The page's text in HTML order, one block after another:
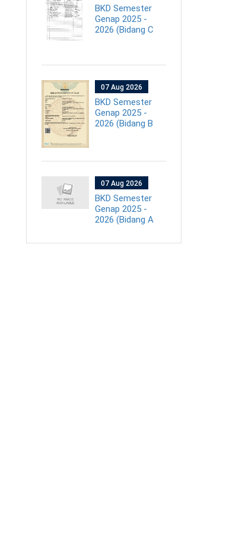
BKD Semester
Genap 2025 -
2026 (Bidang C
07 Aug 2026
BKD Semester
Genap 2025 -
2026 (Bidang B
07 Aug 2026
BKD Semester
Genap 2025 -
2026 (Bidang A